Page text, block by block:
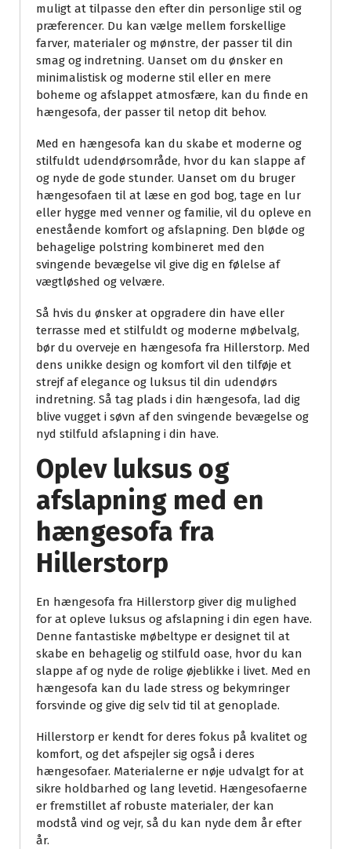
muligt at tilpasse den efter din personlige stil og
præferencer. Du kan vælge mellem forskellige
farver, materialer og mønstre, der passer til din
smag og indretning. Uanset om du ønsker en
minimalistisk og moderne stil eller en mere
boheme og afslappet atmosfære, kan du finde en
hængesofa, der passer til netop dit behov.
Med en hængesofa kan du skabe et moderne og
stilfuldt udendørsområde, hvor du kan slappe af
og nyde de gode stunder. Uanset om du bruger
hængesofaen til at læse en god bog, tage en lur
eller hygge med venner og familie, vil du opleve en
enestående komfort og afslapning. Den bløde og
behagelige polstring kombineret med den
svingende bevægelse vil give dig en følelse af
vægtløshed og velvære.
Så hvis du ønsker at opgradere din have eller
terrasse med et stilfuldt og moderne møbelvalg,
bør du overveje en hængesofa fra Hillerstorp. Med
dens unikke design og komfort vil den tilføje et
strejf af elegance og luksus til din udendørs
indretning. Så tag plads i din hængesofa, lad dig
blive vugget i søvn af den svingende bevægelse og
nyd stilfuld afslapning i din have.
Oplev luksus og
afslapning med en
hængesofa fra
Hillerstorp
En hængesofa fra Hillerstorp giver dig mulighed
for at opleve luksus og afslapning i din egen have.
Denne fantastiske møbeltype er designet til at
skabe en behagelig og stilfuld oase, hvor du kan
slappe af og nyde de rolige øjeblikke i livet. Med en
hængesofa kan du lade stress og bekymringer
forsvinde og give dig selv tid til at genoplade.
Hillerstorp er kendt for deres fokus på kvalitet og
komfort, og det afspejler sig også i deres
hængesofaer. Materialerne er nøje udvalgt for at
sikre holdbarhed og lang levetid. Hængesofaerne
er fremstillet af robuste materialer, der kan
modstå vind og vejr, så du kan nyde dem år efter
år.